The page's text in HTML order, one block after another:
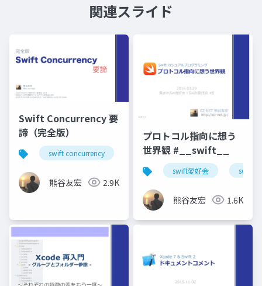
関連スライド
Swift Concurrency 要
諦（完全版）
swift concurrency swift愛好会 関モバ
熊谷友宏 2.9K
プロトコル指向に想う
世界観 #__swift__
swift愛好会 swift
熊谷友宏 1.6K